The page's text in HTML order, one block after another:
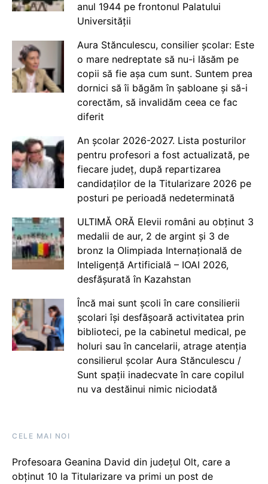
anul 1944 pe frontonul Palatului
Universității
Aura Stănculescu, consilier școlar: Este
o mare nedreptate să nu-i lăsăm pe
copii să fie așa cum sunt. Suntem prea
dornici să îi băgăm în șabloane și să-i
corectăm, să invalidăm ceea ce fac
diferit
An școlar 2026-2027. Lista posturilor
pentru profesori a fost actualizată, pe
fiecare județ, după repartizarea
candidaților de la Titularizare 2026 pe
posturi pe perioadă nedeterminată
ULTIMĂ ORĂ Elevii români au obținut 3
medalii de aur, 2 de argint și 3 de
bronz la Olimpiada Internațională de
Inteligență Artificială – IOAI 2026,
desfășurată în Kazahstan
Încă mai sunt școli în care consilierii
școlari își desfășoară activitatea prin
biblioteci, pe la cabinetul medical, pe
holuri sau în cancelarii, atrage atenția
consilierul școlar Aura Stănculescu /
Sunt spații inadecvate în care copilul
nu va destăinui nimic niciodată
CELE MAI NOI
Profesoara Geanina David din județul Olt, care a
obținut 10 la Titularizare va primi un post de